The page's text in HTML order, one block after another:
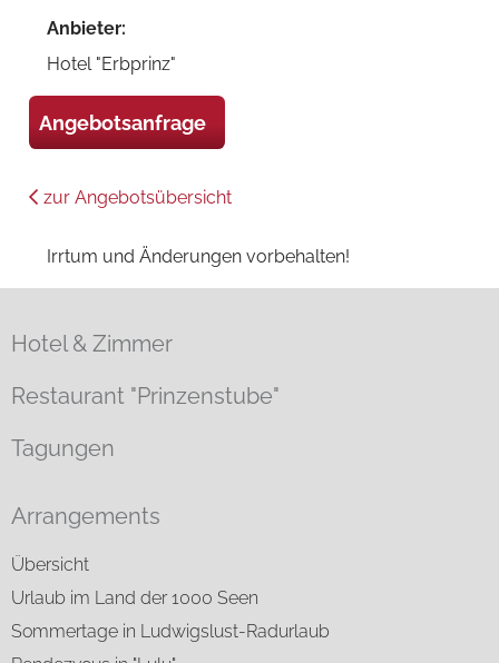
Anbieter:
Hotel "Erbprinz"
Angebotsanfrage
zur Angebotsübersicht
Irrtum und Änderungen vorbehalten!
Hotel & Zimmer
Restaurant "Prinzenstube"
Tagungen
Arrangements
Übersicht
Urlaub im Land der 1000 Seen
Sommertage in Ludwigslust-Radurlaub